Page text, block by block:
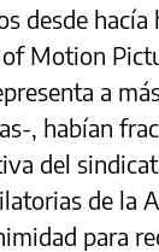
desde hacía
Motion
a
, habían
del
de la
para